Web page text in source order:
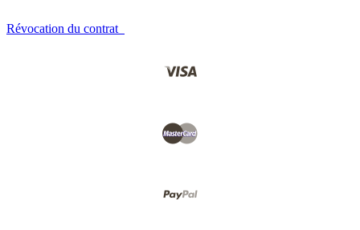
Révocation du contrat